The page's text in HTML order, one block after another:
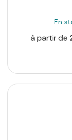
En
à partir de